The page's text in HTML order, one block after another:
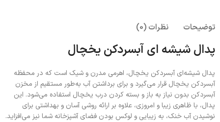
توضیحات نظرات (0)
پدال شیشه ای آبسردکن یخچال
پدال شیشه‌ای آبسردکن یخچال، اهرمی مدرن و شیک است که در محفظه
آبسردکن یخچال قرار می‌گیرد و برای برداشتن آب به‌طور مستقیم از مخزن
آبسردکن بدون نیاز به باز و بسته کردن درب یخچال استفاده می‌شود. این
پدال، با ظاهری زیبا و امروزی، علاوه بر ارائه روشی آسان و بهداشتی برای
نوشیدن آب خنک، به زیبایی و لوکس بودن فضای آشپزخانه شما نیز می‌افزاید.